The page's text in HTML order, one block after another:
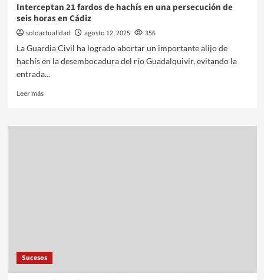
Interceptan 21 fardos de hachís en una persecución de
seis horas en Cádiz
soloactualidad agosto 12, 2025
356
La Guardia Civil ha logrado abortar un importante alijo de
hachís en la desembocadura del río Guadalquivir, evitando la
entrada...
Leer más
Sucesos